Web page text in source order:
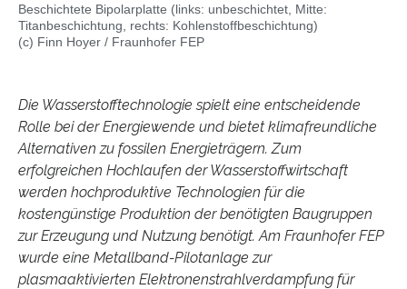
Beschichtete Bipolarplatte (links: unbeschichtet, Mitte:
Titanbeschichtung, rechts: Kohlenstoffbeschichtung)
(c) Finn Hoyer / Fraunhofer FEP
Die Wasserstofftechnologie spielt eine entscheidende
Rolle bei der Energiewende und bietet klimafreundliche
Alternativen zu fossilen Energieträgern. Zum
erfolgreichen Hochlaufen der Wasserstoffwirtschaft
werden hochproduktive Technologien für die
kostengünstige Produktion der benötigten Baugruppen
zur Erzeugung und Nutzung benötigt. Am Fraunhofer FEP
wurde eine Metallband-Pilotanlage zur
plasmaaktivierten Elektronenstrahlverdampfung für